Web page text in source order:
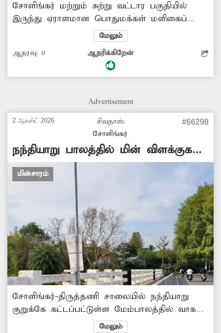
சோளிங்கர் மற்றும் சுற்று வட்டார பகுதியில்
இருந்து ஏராளமான பொதுமக்கள் மளிகைப்
பொருட்கள், காய்கறிகள், தங்க நகைகள்,
துணிகள் வாங்க நகரில் உள்ள பஜாருக்கு
வருகின்றனர். அங்கு கிராம நிர்வாக
அலுவலகம்- தர்மாரெட்டி தெருவுக்கு இடையே
கம்பத்தை அகற்றிவிட்டு புதிய மின் கம்பம்
எடுக்க வேண்டும். -ராமையன், சோளிங்கர்.
மேலும்
ஆதரவு: 0 ஆதரிக்கிறேன்
Advertisement
2 ஆகஸ்ட் 2026
சிவதாஸ்
சோளிங்கர்
#66298
நந்தியாறு பாலத்தில் மின் விளக்குகள்
எரியவில்லை
மின்சாரம்
சோளிங்கர்-திருத்தணி சாலையில் நந்தியாறு
குறுக்கே கட்டப்பட்டுள்ள மேம்பாலத்தில் வாகன
ஓட்டிகள், பொதுமக்களின் நலன் கருதி சோலார்
மேலும்